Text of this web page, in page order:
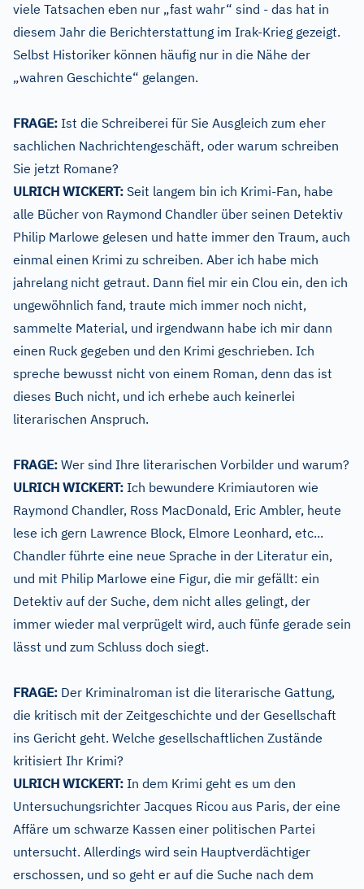
viele Tatsachen eben nur „fast wahr“ sind - das hat in
diesem Jahr die Berichterstattung im Irak-Krieg gezeigt.
Selbst Historiker können häufig nur in die Nähe der
„wahren Geschichte“ gelangen.
FRAGE: Ist die Schreiberei für Sie Ausgleich zum eher
sachlichen Nachrichtengeschäft, oder warum schreiben
Sie jetzt Romane?
ULRICH WICKERT: Seit langem bin ich Krimi-Fan, habe
alle Bücher von Raymond Chandler über seinen Detektiv
Philip Marlowe gelesen und hatte immer den Traum, auch
einmal einen Krimi zu schreiben. Aber ich habe mich
jahrelang nicht getraut. Dann fiel mir ein Clou ein, den ich
ungewöhnlich fand, traute mich immer noch nicht,
sammelte Material, und irgendwann habe ich mir dann
einen Ruck gegeben und den Krimi geschrieben. Ich
spreche bewusst nicht von einem Roman, denn das ist
dieses Buch nicht, und ich erhebe auch keinerlei
literarischen Anspruch.
FRAGE: Wer sind Ihre literarischen Vorbilder und warum?
ULRICH WICKERT: Ich bewundere Krimiautoren wie
Raymond Chandler, Ross MacDonald, Eric Ambler, heute
lese ich gern Lawrence Block, Elmore Leonhard, etc...
Chandler führte eine neue Sprache in der Literatur ein,
und mit Philip Marlowe eine Figur, die mir gefällt: ein
Detektiv auf der Suche, dem nicht alles gelingt, der
immer wieder mal verprügelt wird, auch fünfe gerade sein
lässt und zum Schluss doch siegt.
FRAGE: Der Kriminalroman ist die literarische Gattung,
die kritisch mit der Zeitgeschichte und der Gesellschaft
ins Gericht geht. Welche gesellschaftlichen Zustände
kritisiert Ihr Krimi?
ULRICH WICKERT: In dem Krimi geht es um den
Untersuchungsrichter Jacques Ricou aus Paris, der eine
Affäre um schwarze Kassen einer politischen Partei
untersucht. Allerdings wird sein Hauptverdächtiger
erschossen, und so geht er auf die Suche nach dem